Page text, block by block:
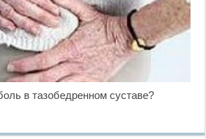
в тазобедренном суставе?